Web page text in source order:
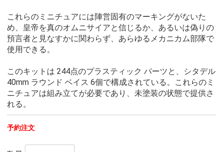
これらのミニチュアには陣営固有のマーキングがないた
め、皇帝を真のオムニサイアと信じるか、あるいは偽りの
預言者と見なすかに関わらず、あらゆるメカニカム部隊で
使用できる。
このキットは 244点のプラスティック パーツと、シタデル
40mm ラウンド ベイス 6個で構成されている。これらのミ
ニチュアは組み立てが必要であり、未塗装の状態で提供さ
れる。
予約注文